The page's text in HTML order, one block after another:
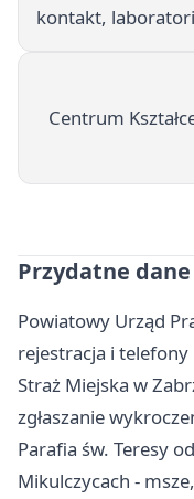
kontakt,
Centrum
Przydatne
Powiatowy Urząd
rejestracja i telefony
Straż Miejska w
zgłaszanie
Parafia św. Teresy
Mikulczycach -